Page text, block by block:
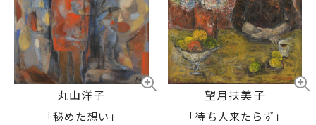
丸山洋子
「秘めた想い」
望月扶美子
「待ち人来たらず」